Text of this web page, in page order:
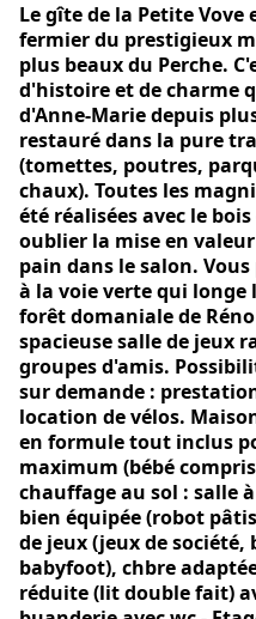
Le gîte de la Petite
fermier du prestigieux
plus beaux du Perche.
d'histoire et de charme
d'Anne-Marie depuis
restauré dans la pure
(tomettes, poutres,
chaux). Toutes les
été réalisées avec le
oublier la mise en
pain dans le salon.
à la voie verte qui
forêt domaniale de
spacieuse salle de jeux
groupes d'amis.
sur demande :
location de vélos.
en formule tout inclus
maximum (bébé
chauffage au sol : salle
bien équipée (robot
de jeux (jeux de
babyfoot), chbre
réduite (lit double fait)